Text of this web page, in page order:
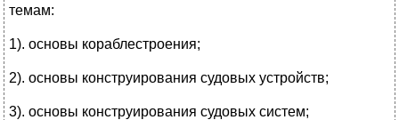
темам:
1). основы кораблестроения;
2). основы конструирования судовых устройств;
3). основы конструирования судовых систем;